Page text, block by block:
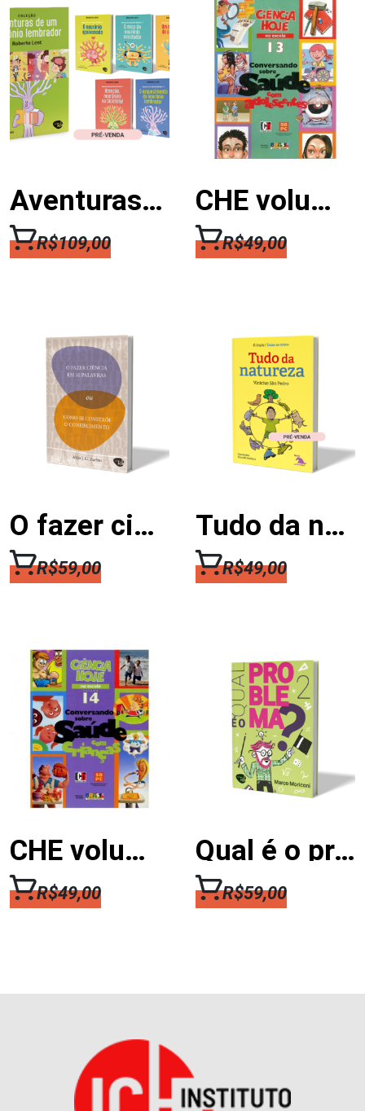
Aventuras de um Neurônio Lembrador
R$109,00
CHE volume 13 – CONVERSANDO SOBRE SAÚDE COM ADOLESCENTES
R$49,00
O fazer ciência em dez palavras ou como se constrói o conhecimento
R$59,00
Tudo da natureza
R$49,00
CHE volume 14 – CONVERSANDO SOBRE SAÚDE COM CRIANÇAS
R$49,00
Qual é o problema? 2
R$59,00